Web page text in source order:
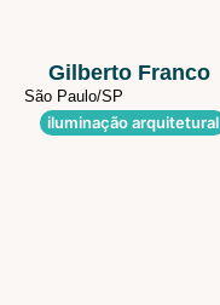
Gilberto Franco
São Paulo/SP
iluminação arquitetural